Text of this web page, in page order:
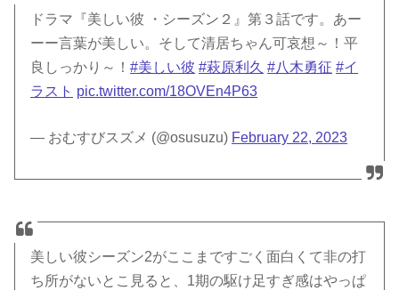
ドラマ『美しい彼 ・シーズン２』第３話です。あー
ーー言葉が美しい。そして清居ちゃん可哀想～！平
良しっかり～！#美しい彼 #萩原利久 #八木勇征 #イ
ラスト pic.twitter.com/18OVEn4P63
— おむすびスズメ (@osusuzu) February 22, 2023
美しい彼シーズン2がここまですごく面白くて非の打
ち所がないとこ見ると、1期の駆け足すぎ感はやっぱ